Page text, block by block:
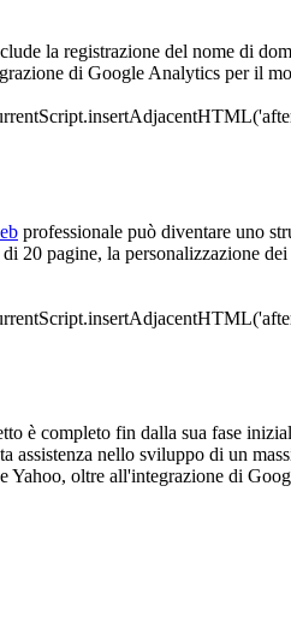
la registrazione del nome di
di Google Analytics per il
professionale può diventare uno
20 pagine, la personalizzazione
è completo fin dalla sua fase
nello sviluppo di un
Yahoo, oltre all'integrazione di